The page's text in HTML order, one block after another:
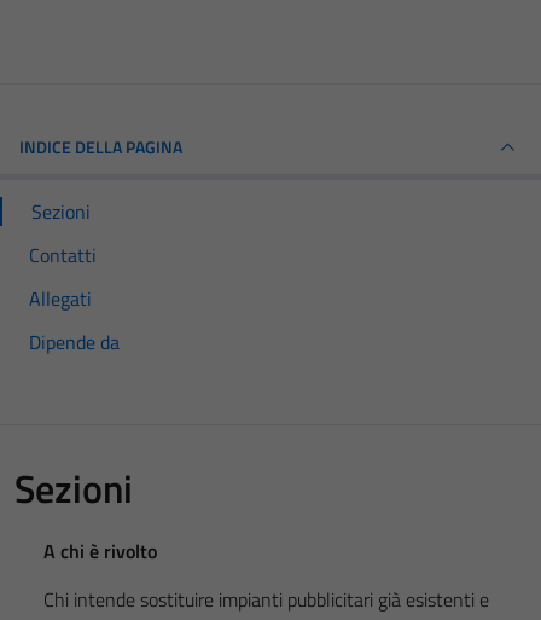
INDICE DELLA PAGINA
Sezioni
Contatti
Allegati
Dipende da
Sezioni
A chi è rivolto
Chi intende sostituire impianti pubblicitari già esistenti e